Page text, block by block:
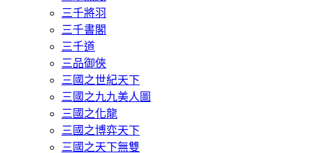
三千將羽
三千書閣
三千道
三品御俠
三國之世紀天下
三國之九九美人圖
三國之化龍
三國之博弈天下
三國之天下無雙